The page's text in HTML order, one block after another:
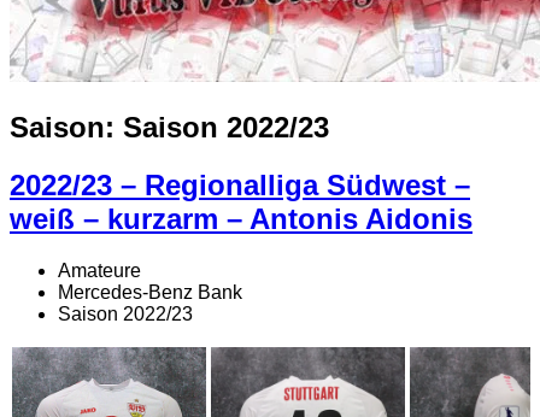
Saison: Saison 2022/23
2022/23 – Regionalliga Südwest –
weiß – kurzarm – Antonis Aidonis
Amateure
Mercedes-Benz Bank
Saison 2022/23